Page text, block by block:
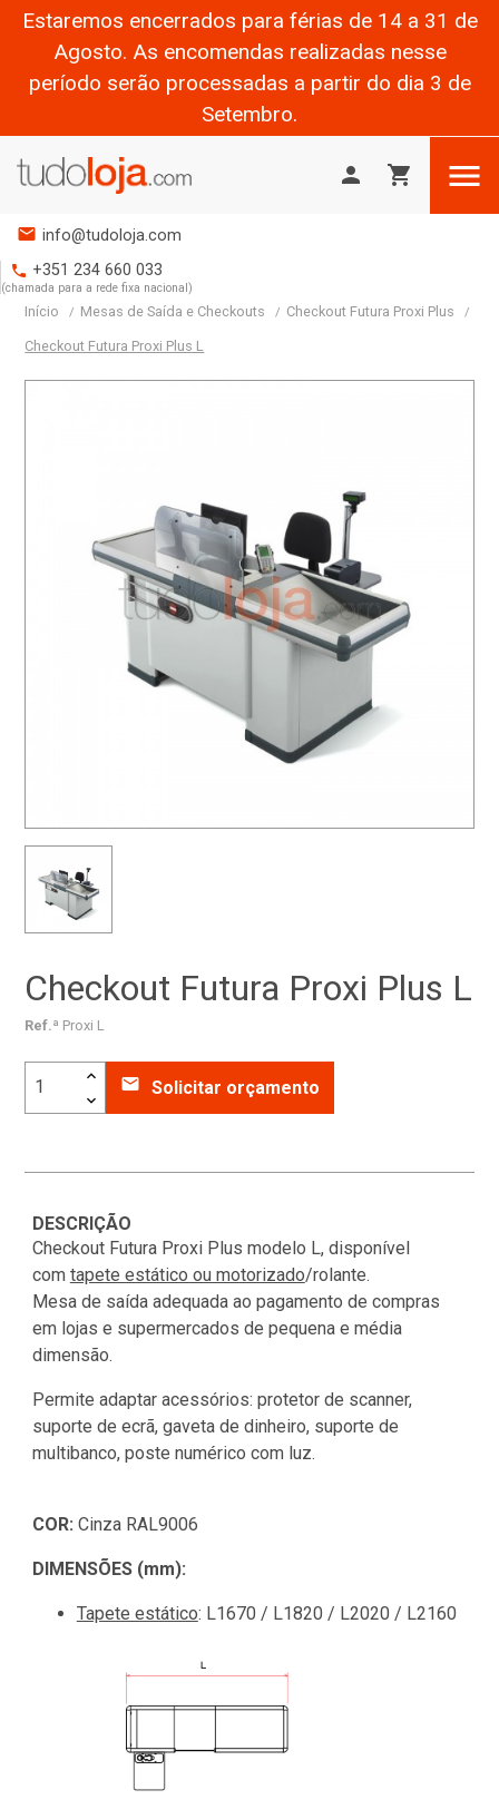
Estaremos encerrados para férias de 14 a 31 de
Agosto. As encomendas realizadas nesse
período serão processadas a partir do dia 3 de
Setembro.
person shopping_cart 
mail info@tudoloja.com
phone +351 234 660 033
(chamada para a rede fixa nacional)
Início Mesas de Saída e Checkouts Checkout Futura Proxi Plus
Checkout Futura Proxi Plus L
Checkout Futura Proxi Plus L
Ref.ª Proxi L
email Solicitar orçamento
DESCRIÇÃO
Checkout Futura Proxi Plus modelo L, disponível
com tapete estático ou motorizado/rolante.
Mesa de saída adequada ao pagamento de compras
em lojas e supermercados de pequena e média
dimensão.
Permite adaptar acessórios: protetor de scanner,
suporte de ecrã, gaveta de dinheiro, suporte de
multibanco, poste numérico com luz.
COR: Cinza RAL9006
DIMENSÕES (mm):
Tapete estático: L1670 / L1820 / L2020 / L2160